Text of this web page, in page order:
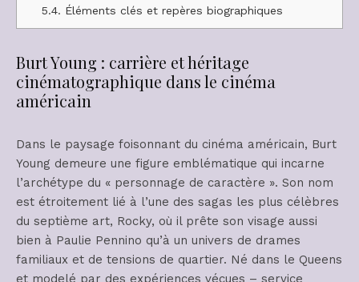
5.4. Éléments clés et repères biographiques
Burt Young : carrière et héritage
cinématographique dans le cinéma
américain
Dans le paysage foisonnant du cinéma américain, Burt
Young demeure une figure emblématique qui incarne
l’archétype du « personnage de caractère ». Son nom
est étroitement lié à l’une des sagas les plus célèbres
du septième art, Rocky, où il prête son visage aussi
bien à Paulie Pennino qu’à un univers de drames
familiaux et de tensions de quartier. Né dans le Queens
et modelé par des expériences vécues – service